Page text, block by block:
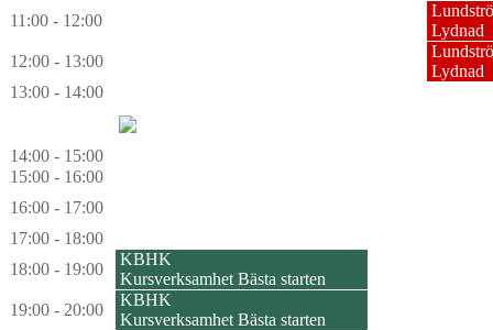
11:00 - 12:00
Lydnad
12:00 - 13:00
Lydnad
13:00 - 14:00
14:00 - 15:00
15:00 - 16:00
16:00 - 17:00
17:00 - 18:00
18:00 - 19:00
KBHK
Kursverksamhet Bästa starten
19:00 - 20:00
KBHK
Kursverksamhet Bästa starten